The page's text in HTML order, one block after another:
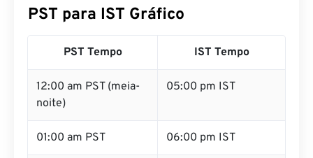
PST para IST Gráfico
PST Tempo IST Tempo
12:00 am PST (meia-
noite)
05:00 pm IST
01:00 am PST 06:00 pm IST